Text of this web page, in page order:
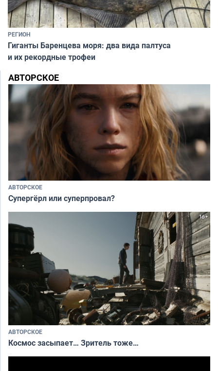
РЕГИОН
Гиганты Баренцева моря: два вида палтуса
и их рекордные трофеи
АВТОРСКОЕ
АВТОРСКОЕ
Супергёрл или суперпровал?
АВТОРСКОЕ
Космос засыпает… Зритель тоже…